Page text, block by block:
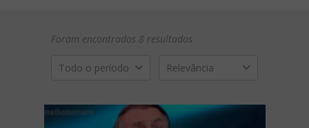
Foram encontrados 8 resultados
Todo o período Relevância